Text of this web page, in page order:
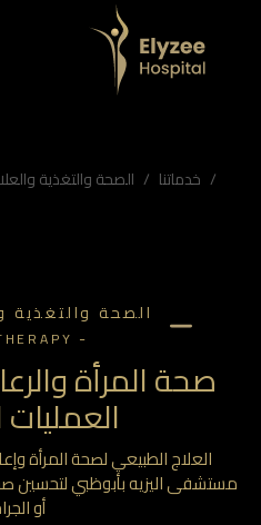
خدماتنا الصحة والتغذية والعلاج
الصحة والتغذية
صحة المرأة
العمليات
العلاج الطبيعي لصحة المرأة
اليزيه بأبوظبي لتحسين صحة
أو الجراحة.